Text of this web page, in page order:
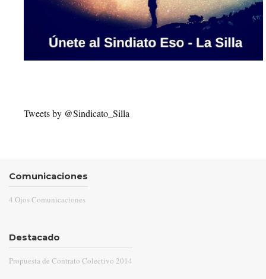
Tweets by @Sindicato_Silla
Comunicaciones
4 Ojos Comunicaciones
Destacado
Propuesta de Contrato Colectivo 2014